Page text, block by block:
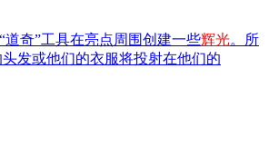
奇”工具在亮点周围创建一些辉光。所
发或他们的衣服将投射在他们的